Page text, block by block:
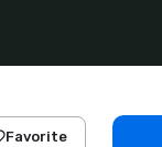
Favorite